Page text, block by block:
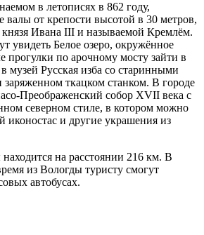
в летописях в 862 году,
валы от крепости высотой в 30 метров,
князя Ивана III и называемой Кремлём.
увидеть Белое озеро, окружённое
прогулки по арочному мосту зайти в
музей Русская изба со старинными
заряженном ткацком станком. В городе
Преображенский собор XVII века с
северном стиле, в котором можно
иконостас и другие украшения из
на расстоянии 216 км. В
из Вологды туристу смогут
автобусах.